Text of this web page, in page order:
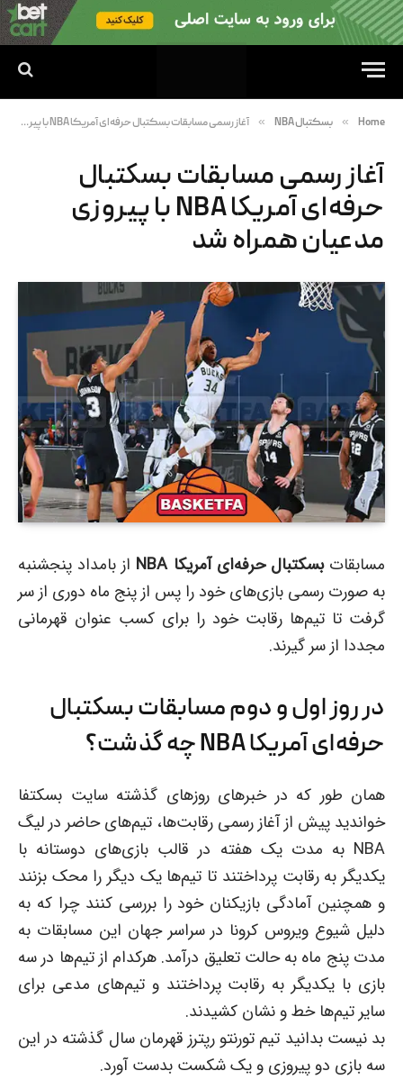
Home
» بسکتبال NBA » آغاز رسمی مسابقات بسکتبال حرفه‌ای آمریکا NBA با پیروزی مدعیان همراه شد
آغاز رسمی مسابقات بسکتبال
حرفه‌ای آمریکا NBA با پیروزی
مدعیان همراه شد
مسابقات بسکتبال حرفه‌ای آمریکا NBA
از بامداد پنجشنبه
به صورت رسمی بازی‌های خود را پس از پنج ماه دوری از سر
گرفت تا تیم‌ها رقابت خود را برای کسب عنوان قهرمانی
مجددا از سر گیرند.
در روز اول و دوم مسابقاتبسکتبال
حرفه‌ای آمریکا NBA
چه گذشت؟
همان طور که در خبرهای روزهای گذشته سایت بسکتفا
خواندید پیش از آغاز رسمی رقابت‌ها، تیم‌های حاضر در لیگ
NBA به مدت یک هفته در قالب بازی‌های دوستانه با
یکدیگر به رقابت پرداختند تا تیم‌ها یک دیگر را محک بزنند
و همچنین آمادگی بازیکنان خود را بررسی کنند چرا که به
دلیل شیوع ویروس کرونا در سراسر جهان این مسابقات به
مدت پنج ماه به حالت تعلیق درآمد. هرکدام از تیم‌ها در سه
بازی با یکدیگر به رقابت پرداختند و تیم‌های مدعی برای
سایر تیم‌ها خط و نشان کشیدند.
بد نیست بدانید تیم تورنتو رپترز قهرمان سال گذشته در این
سه بازی دو پیروزی و یک شکست بدست آورد.